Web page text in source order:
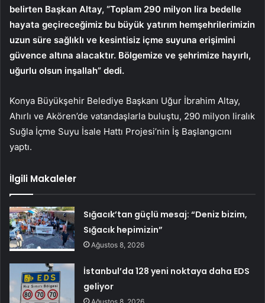
belirten Başkan Altay, “Toplam 290 milyon lira bedelle
hayata geçireceğimiz bu büyük yatırım hemşehrilerimizin
uzun süre sağlıklı ve kesintisiz içme suyuna erişimini
güvence altına alacaktır. Bölgemize ve şehrimize hayırlı,
uğurlu olsun inşallah” dedi.
Konya Büyükşehir Belediye Başkanı Uğur İbrahim Altay,
Ahırlı ve Akören’de vatandaşlarla buluştu, 290 milyon liralık
Suğla İçme Suyu İsale Hattı Projesi’nin İş Başlangıcını
yaptı.
İlgili Makaleler
Sığacık’tan güçlü mesaj: “Deniz bizim,
Sığacık hepimizin”
Ağustos 8, 2026
İstanbul’da 128 yeni noktaya daha EDS
geliyor